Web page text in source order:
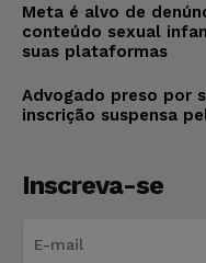
Meta é alvo de
conteúdo sexual
suas plataformas
Advogado preso por
inscrição suspensa
Inscreva-se